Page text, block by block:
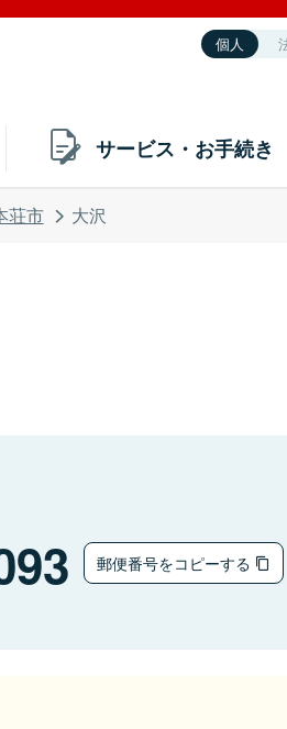
個人
サービス・お手続き
荘市 大沢
郵便番号をコピーする